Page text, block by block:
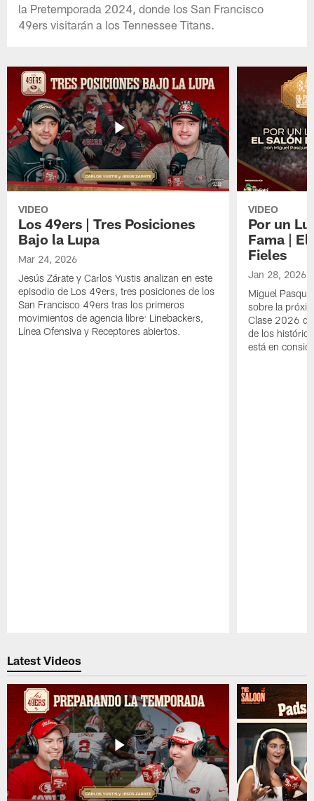
la Pretemporada 2024, donde los San Francisco
49ers visitarán a los Tennessee Titans.
VIDEO
Los 49ers | Tres Posiciones
Bajo la Lupa
Mar 24, 2026
Jesús Zárate y Carlos Yustis analizan en este
episodio de Los 49ers, tres posiciones de los
San Francisco 49ers tras los primeros
movimientos de agencia libre: Linebackers,
Línea Ofensiva y Receptores abiertos.
VIDEO
Por un
Fama |
Fieles
Jan 28, 2026
Miguel
sobre la
Clase 2026
de los
está en
Latest Videos